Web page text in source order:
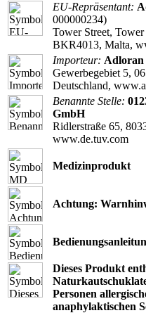
EU-Repräsentant:
000000234)
Tower Street,
BKR4013, Malta,
Importeur: Adloran
Gewerbegebiet 5,
Deutschland,
Benannte Stelle:
GmbH
Ridlerstraße 65,
www.de.tuv.com
Medizinprodukt
Achtung:
Dieses Produkt
Personen
anaphylaktischen